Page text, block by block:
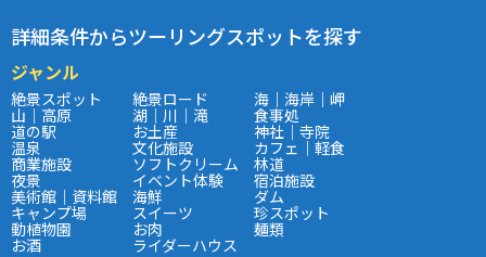
詳細条件からツーリングスポットを探す
ジャンル
絶景スポット 絶景ロード 海｜海岸｜岬
山｜高原 湖｜川｜滝 食事処
道の駅 お土産 神社｜寺院
温泉 文化施設 カフェ｜軽食
商業施設 ソフトクリーム 林道
夜景 イベント体験 宿泊施設
美術館｜資料館 海鮮 ダム
キャンプ場 スイーツ 珍スポット
動植物園 お肉 麺類
お酒 ライダーハウス